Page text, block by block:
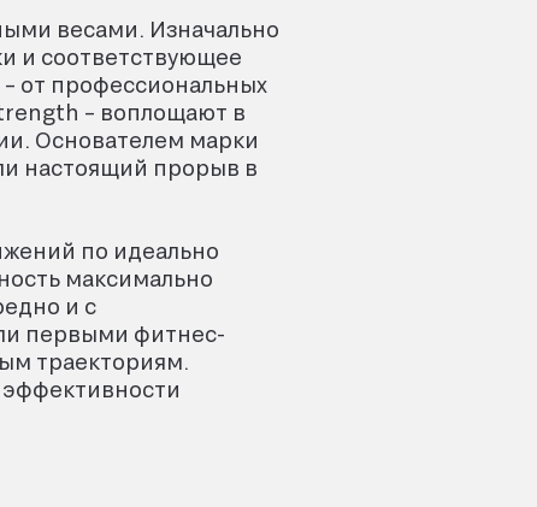
весами. Изначально
и соответствующее
от профессиональных
– воплощают в
Основателем марки
настоящий прорыв в
по идеально
максимально
и с
первыми фитнес-
траекториям.